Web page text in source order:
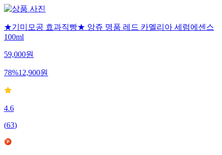
★기미모공 효과직빵★ 앙쥬 명품 레드 카멜리아 세럼에센스
100ml
59,000원
78%12,900원
4.6
(63)